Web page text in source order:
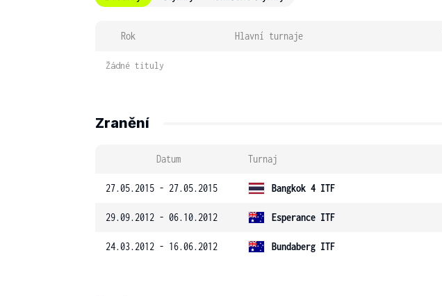
Rok Hlavní turnaje
Žádné tituly
Zranění
Datum Turnaj
27.05.2015 - 27.05.2015 Bangkok 4 ITF
29.09.2012 - 06.10.2012 Esperance ITF
24.03.2012 - 16.06.2012 Bundaberg ITF